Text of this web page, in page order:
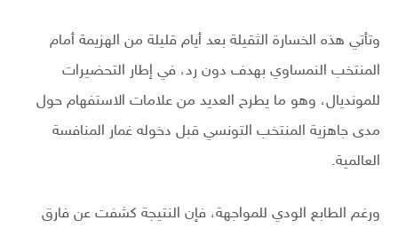
وتأتي هذه الخسارة الثقيلة بعد أيام قليلة من الهزيمة أمام
المنتخب النمساوي بهدف دون رد، في إطار التحضيرات
للمونديال، وهو ما يطرح العديد من علامات الاستفهام حول
مدى جاهزية المنتخب التونسي قبل دخوله غمار المنافسة
العالمية.
ورغم الطابع الودي للمواجهة، فإن النتيجة كشفت عن فارق